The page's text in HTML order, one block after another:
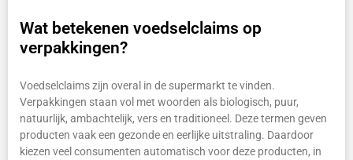
Wat betekenen voedselclaims op
verpakkingen?
Voedselclaims zijn overal in de supermarkt te vinden.
Verpakkingen staan vol met woorden als biologisch, puur,
natuurlijk, ambachtelijk, vers en traditioneel. Deze termen geven
producten vaak een gezonde en eerlijke uitstraling. Daardoor
kiezen veel consumenten automatisch voor deze producten, in